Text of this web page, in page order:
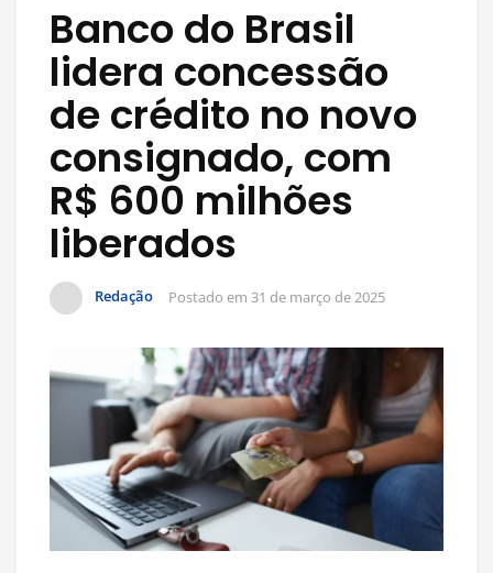
Banco do Brasil
lidera concessão
de crédito no novo
consignado, com
R$ 600 milhões
liberados
Redação Postado em 31 de março de 2025